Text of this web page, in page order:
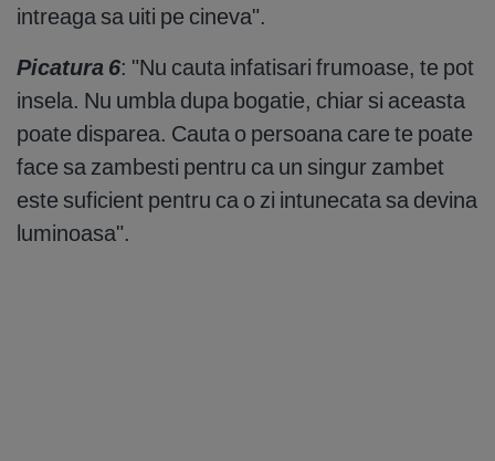
intreaga sa uiti pe cineva".
Picatura 6: "Nu cauta infatisari frumoase, te pot
insela. Nu umbla dupa bogatie, chiar si aceasta
poate disparea. Cauta o persoana care te poate
face sa zambesti pentru ca un singur zambet
este suficient pentru ca o zi intunecata sa devina
luminoasa".